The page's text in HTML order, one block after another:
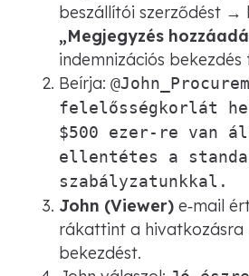
beszállítói szerződést →
„Megjegyzés
indemnizációs bekezdés
Beírja:
felelősségkorlát
$500 ezer‑re van
ellentétes a
szabályzatunkkal.
John (Viewer) e‑mail
rákattint a
bekezdést.